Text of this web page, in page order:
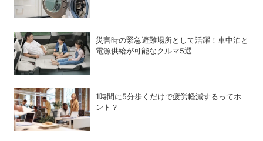
災害時の緊急避難場所として活躍！車中泊と
電源供給が可能なクルマ5選
1時間に5分歩くだけで疲労軽減するってホ
ント？